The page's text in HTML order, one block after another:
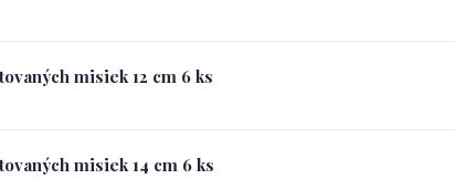
misiek 12 cm 6 ks
misiek 14 cm 6 ks